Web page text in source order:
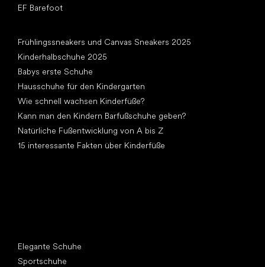
EF Barefoot
Frühlingssneakers und Canvas Sneakers 2025
Kinderhalbschuhe 2025
Babys erste Schuhe
Hausschuhe für den Kindergarten
Wie schnell wachsen Kinderfüße?
Kann man den Kindern Barfußschuhe geben?
Natürliche Fußentwicklung von A bis Z
15 interessante Fakten über Kinderfüße
Elegante Schuhe
Sportschuhe